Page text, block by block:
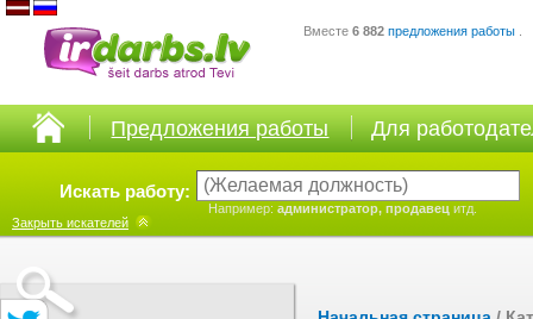
Вместе 6 882 предложения работы
Предложения работы Для
Искать работу:
Например: администратор, продавец итд.
Закрыть искателей